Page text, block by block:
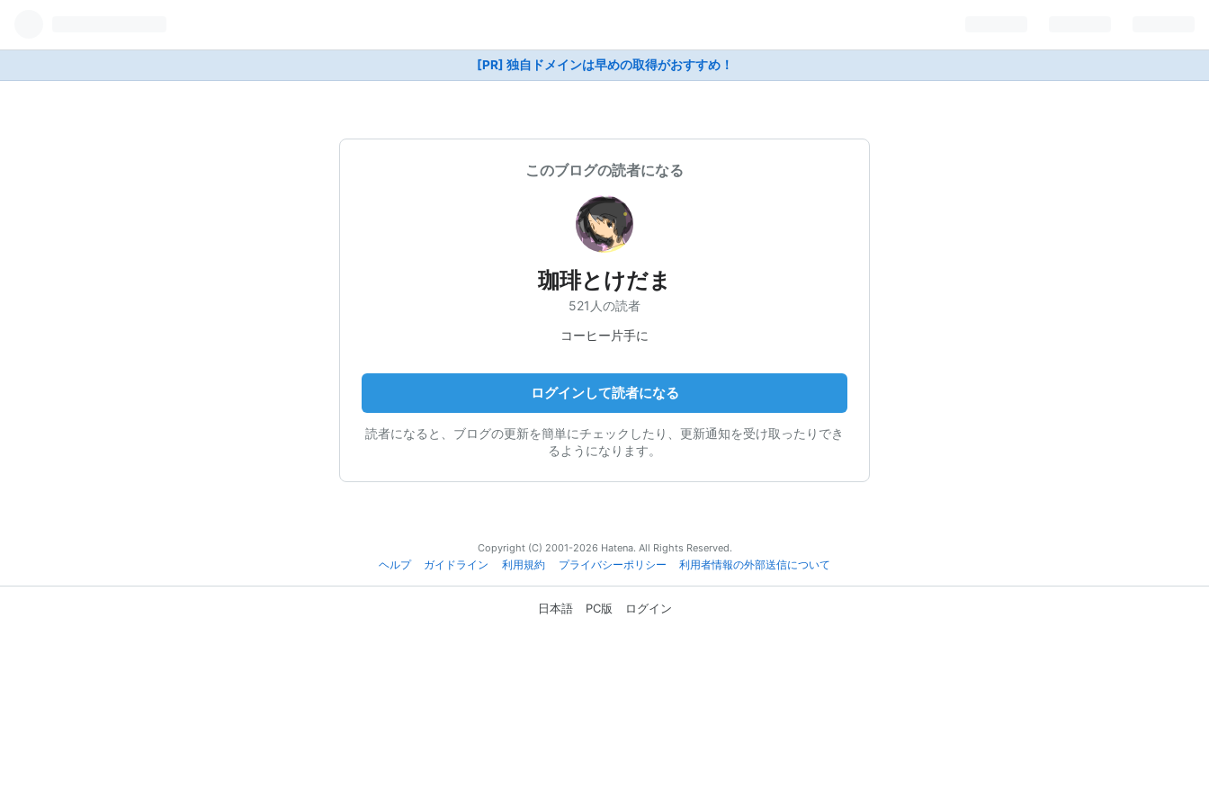
[PR] 独自ドメインは早めの取得がおすすめ！
このブログの読者になる
珈琲とけだま
521人の読者
コーヒー片手に
ログインして読者になる
読者になると、ブログの更新を簡単にチェックしたり、更新通知を受け取ったりでき
るようになります。
Copyright (C) 2001-2026 Hatena. All Rights Reserved.
ヘルプ
ガイドライン 利用規約 プライバシーポリシー 利用者情報の外部送信について
日本語 PC版 ログイン